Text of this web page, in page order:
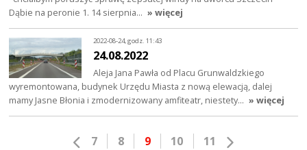
Dąbie na peronie 1. 14 sierpnia… » więcej
2022-08-24, godz. 11:43
24.08.2022
Aleja Jana Pawła od Placu Grunwaldzkiego
wyremontowana, budynek Urzędu Miasta z nową elewacją, dalej
mamy Jasne Błonia i zmodernizowany amfiteatr, niestety… » więcej
7 8 9 10 11